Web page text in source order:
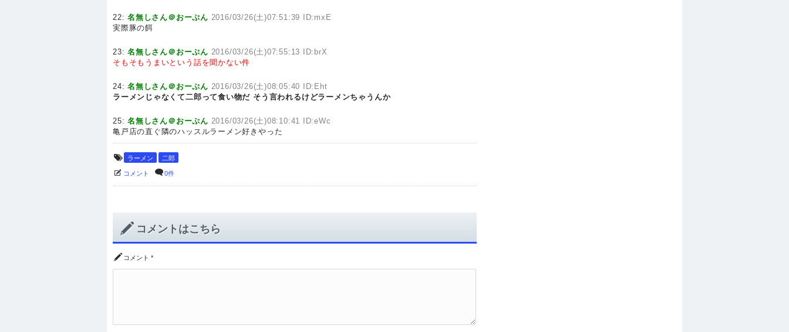
22:名無しさん＠おーぷん 2016/03/26(土)07:51:39 ID:mxE
実際豚の餌
23:名無しさん＠おーぷん 2016/03/26(土)07:55:13 ID:brX
そもそもうまいという話を聞かない件
24:名無しさん＠おーぷん 2016/03/26(土)08:05:40 ID:Eht
ラーメンじゃなくて二郎って食い物だ そう言われるけどラーメンちゃうんか
25:名無しさん＠おーぷん 2016/03/26(土)08:10:41 ID:eWc
亀戸店の直ぐ隣のハッスルラーメン好きやった
ラーメン 二郎
コメント 0件
コメントはこちら
コメント *